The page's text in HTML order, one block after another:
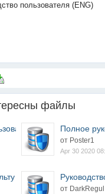
пользователя (ENG)
файлы
1.2
Полное
от Poster1
Apr 30 2020
D...
от DarkRegul